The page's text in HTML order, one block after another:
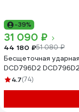
-39%
31 090 ₽
44 180 ₽51 080 ₽
Бесщеточная
DCD796D2
4.7(74)